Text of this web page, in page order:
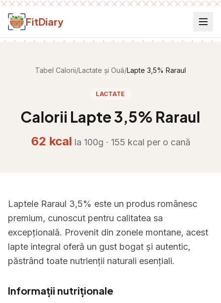
Salt la conținut
FitDiary
Tabel Calorii/Lactate și Ouă/Lapte 3,5% Raraul
LACTATE
Calorii Lapte 3,5% Raraul
62 kcal la 100g · 155 kcal per o cană
Laptele Raraul 3,5% este un produs românesc
premium, cunoscut pentru calitatea sa
excepțională. Provenit din zonele montane, acest
lapte integral oferă un gust bogat și autentic,
păstrând toate nutrienții naturali esențiali.
Informații nutriționale